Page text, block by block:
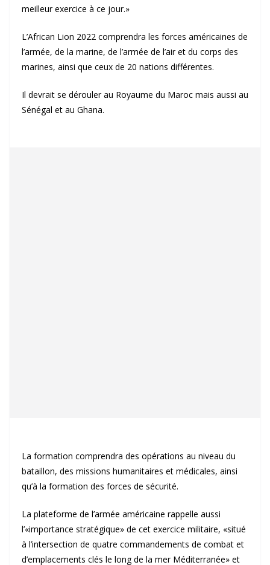
meilleur exercice à ce jour.»
L’African Lion 2022 comprendra les forces américaines de
l’armée, de la marine, de l’armée de l’air et du corps des
marines, ainsi que ceux de 20 nations différentes.
Il devrait se dérouler au Royaume du Maroc mais aussi au
Sénégal et au Ghana.
La formation comprendra des opérations au niveau du
bataillon, des missions humanitaires et médicales, ainsi
qu’à la formation des forces de sécurité.
La plateforme de l’armée américaine rappelle aussi
l’«importance stratégique» de cet exercice militaire, «situé
à l’intersection de quatre commandements de combat et
d’emplacements clés le long de la mer Méditerranée» et